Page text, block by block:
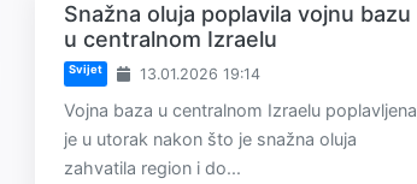
Snažna oluja poplavila vojnu bazu
u centralnom Izraelu
Svijet 13.01.2026 19:14
Vojna baza u centralnom Izraelu poplavljena
je u utorak nakon što je snažna oluja
zahvatila region i do...